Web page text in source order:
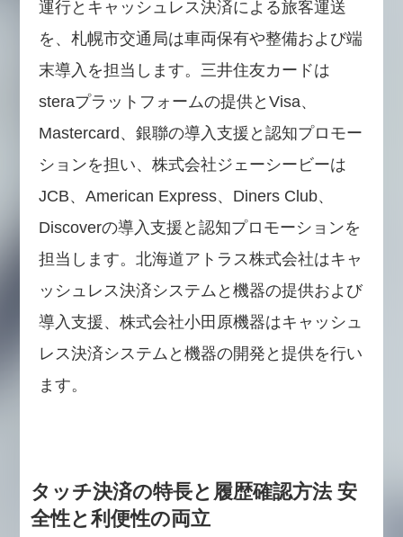
運行とキャッシュレス決済による旅客運送
を、札幌市交通局は車両保有や整備および端
末導入を担当します。三井住友カードは
steraプラットフォームの提供とVisa、
Mastercard、銀聯の導入支援と認知プロモー
ションを担い、株式会社ジェーシービーは
JCB、American Express、Diners Club、
Discoverの導入支援と認知プロモーションを
担当します。北海道アトラス株式会社はキャ
ッシュレス決済システムと機器の提供および
導入支援、株式会社小田原機器はキャッシュ
レス決済システムと機器の開発と提供を行い
ます。
タッチ決済の特長と履歴確認方法 安
全性と利便性の両立